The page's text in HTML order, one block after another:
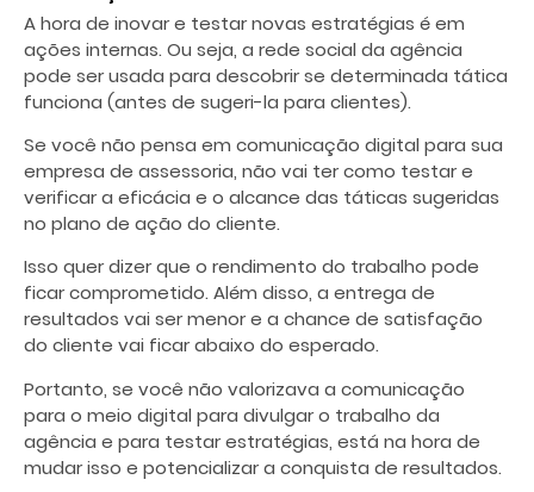
A hora de inovar e testar novas estratégias é em
ações internas. Ou seja, a rede social da agência
pode ser usada para descobrir se determinada tática
funciona (antes de sugeri-la para clientes).
Se você não pensa em comunicação digital para sua
empresa de assessoria, não vai ter como testar e
verificar a eficácia e o alcance das táticas sugeridas
no plano de ação do cliente.
Isso quer dizer que o rendimento do trabalho pode
ficar comprometido. Além disso, a entrega de
resultados vai ser menor e a chance de satisfação
do cliente vai ficar abaixo do esperado.
Portanto, se você não valorizava a comunicação
para o meio digital para divulgar o trabalho da
agência e para testar estratégias, está na hora de
mudar isso e potencializar a conquista de resultados.